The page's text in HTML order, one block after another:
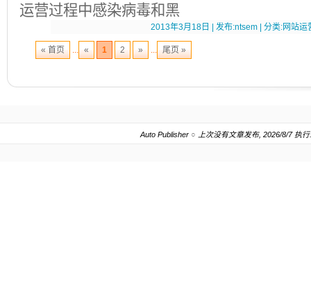
运营过程中感染病毒和黑
2013年3月18日 | 发布:ntsem | 分类:网站运
« 首页 ... « 1 2 » ... 尾页 »
Auto Publisher ○ 上次没有文章发布, 2026/8/7 执